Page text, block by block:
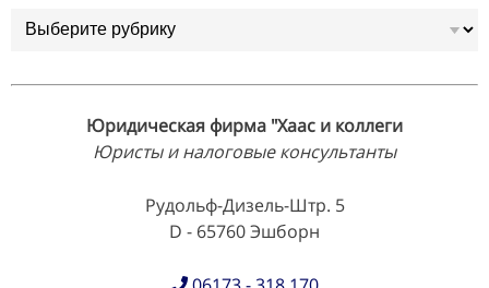
Рубрики
Юридическая фирма "Хаас и коллеги
Юристы и налоговые консультанты
Рудольф-Дизель-Штр. 5
D - 65760 Эшборн